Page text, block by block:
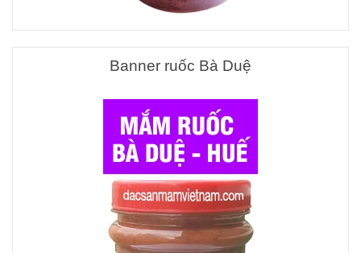
Banner ruốc Bà Duệ